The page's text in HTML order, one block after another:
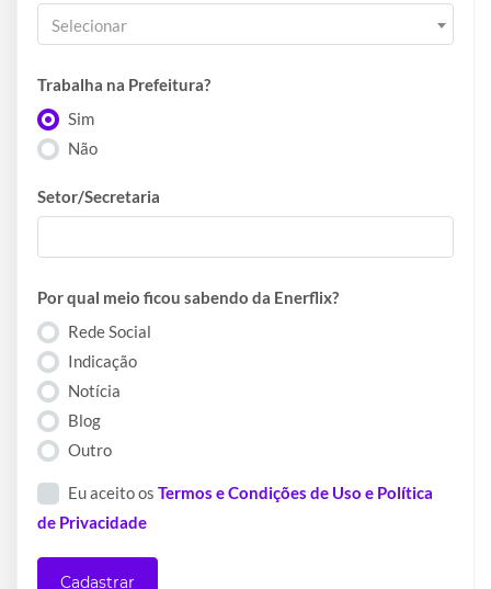
Selecionar
Trabalha na Prefeitura?
Sim
Não
Setor/Secretaria
Por qual meio ficou sabendo da Enerflix?
Rede Social
Indicação
Notícia
Blog
Outro
Eu aceito os Termos e Condições de Uso e Política
de Privacidade
Cadastrar